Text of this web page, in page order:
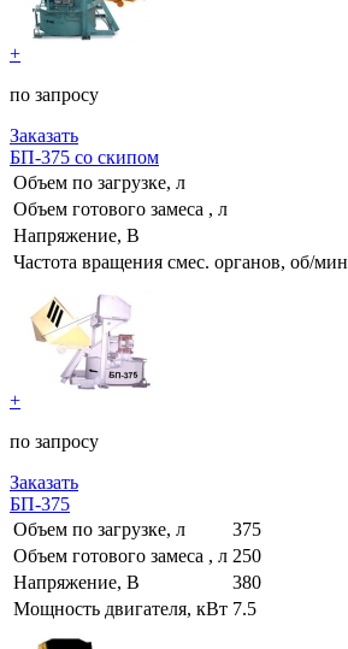
+
по запросу
Заказать
БП-375 со скипом
Объем по загрузке, л
Объем готового замеса , л
Напряжение, В
Частота вращения смес. органов, об/мин
+
по запросу
Заказать
БП-375
Объем по загрузке, л
375
Объем готового замеса , л 250
Напряжение, В
380
Мощность двигателя, кВт 7.5